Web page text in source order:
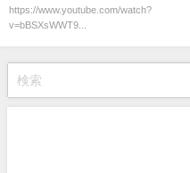
https://www.youtube.com/watch?
v=bBSXsWWT9...